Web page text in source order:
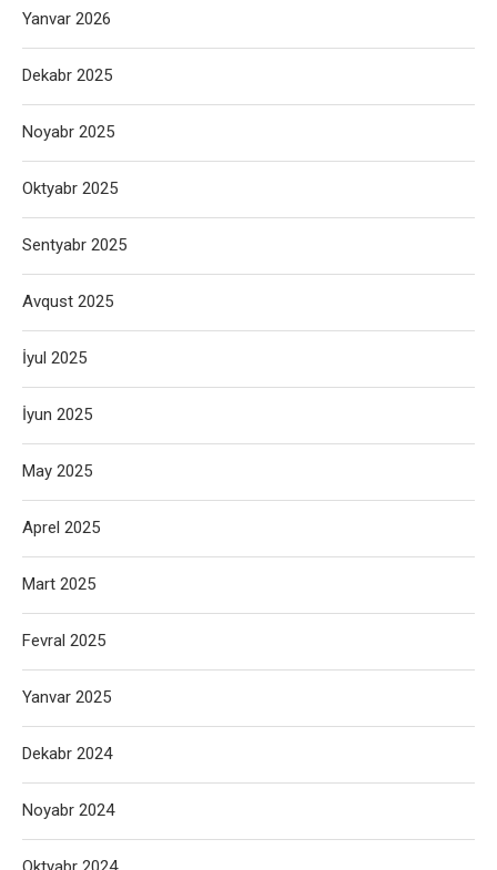
Yanvar 2026
Dekabr 2025
Noyabr 2025
Oktyabr 2025
Sentyabr 2025
Avqust 2025
İyul 2025
İyun 2025
May 2025
Aprel 2025
Mart 2025
Fevral 2025
Yanvar 2025
Dekabr 2024
Noyabr 2024